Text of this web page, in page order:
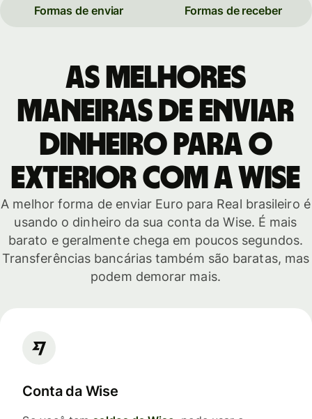
Formas de enviar Formas de receber
As melhores
maneiras de enviar
dinheiro para o
exterior com a Wise
A melhor forma de enviar Euro para Real brasileiro é
usando o dinheiro da sua conta da Wise. É mais
barato e geralmente chega em poucos segundos.
Transferências bancárias também são baratas, mas
podem demorar mais.
Conta da Wise